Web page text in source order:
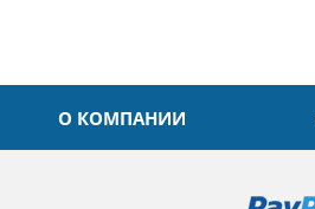
О КОМПАНИИ